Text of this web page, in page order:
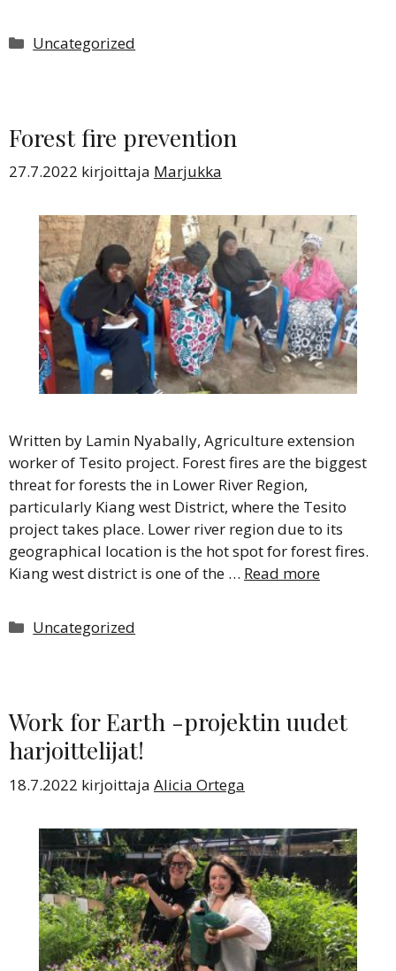
Kategoriat
Uncategorized
Forest fire prevention
27.7.2022 kirjoittaja Marjukka
Written by Lamin Nyabally, Agriculture extension
worker of Tesito project. Forest fires are the biggest
threat for forests the in Lower River Region,
particularly Kiang west District, where the Tesito
project takes place. Lower river region due to its
geographical location is the hot spot for forest fires.
Kiang west district is one of the … Read more
Kategoriat
Uncategorized
Work for Earth -projektin uudet
harjoittelijat!
18.7.2022 kirjoittaja Alicia Ortega